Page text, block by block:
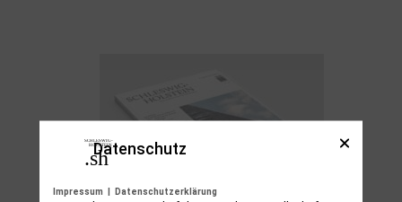
Datenschutz
Impressum Datenschutzerklärung